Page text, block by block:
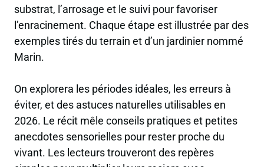
substrat, l’arrosage et le suivi pour favoriser
l’enracinement. Chaque étape est illustrée par des
exemples tirés du terrain et d’un jardinier nommé
Marin.
On explorera les périodes idéales, les erreurs à
éviter, et des astuces naturelles utilisables en
2026. Le récit mêle conseils pratiques et petites
anecdotes sensorielles pour rester proche du
vivant. Les lecteurs trouveront des repères